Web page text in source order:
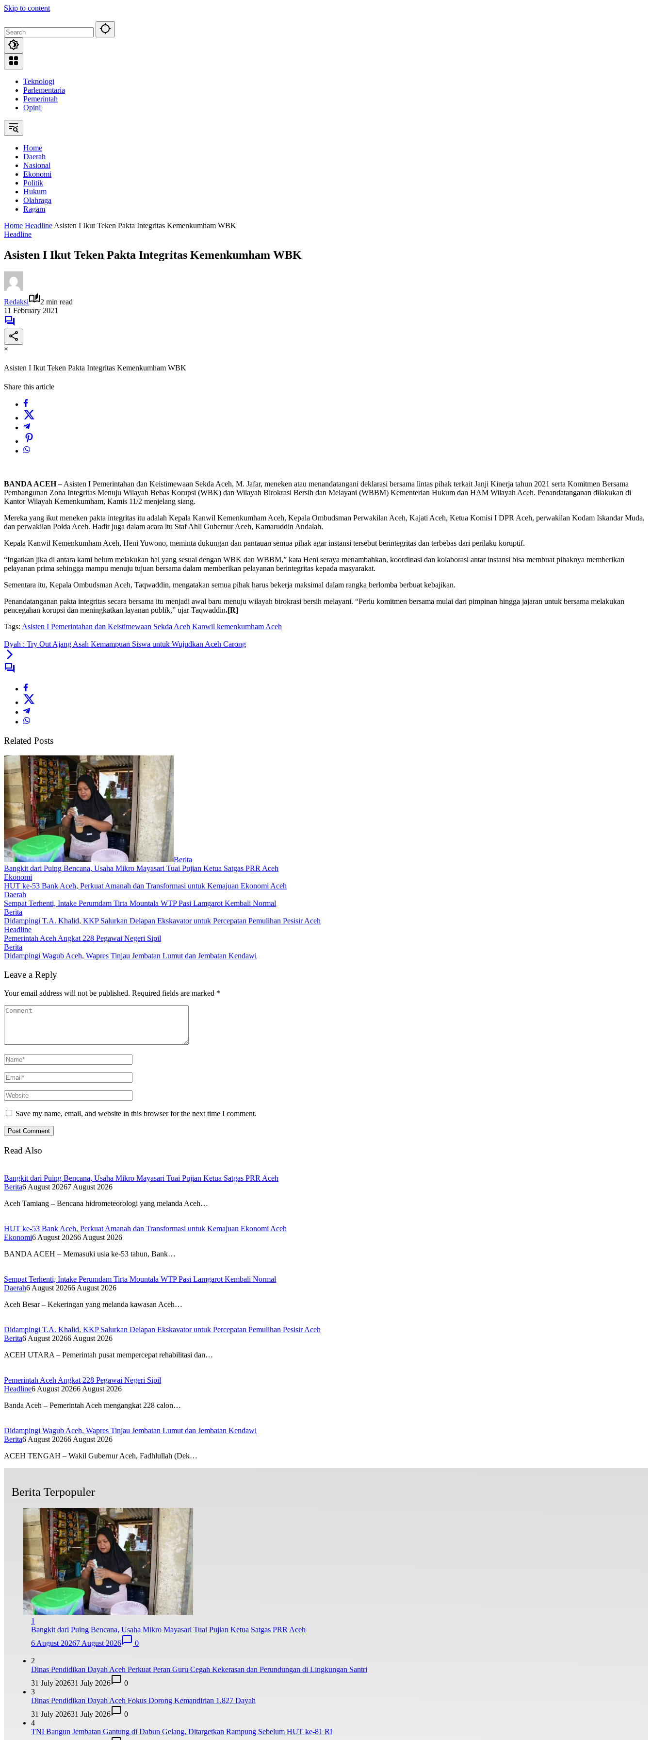
Skip to content
Teknologi
Parlementaria
Pemerintah
Opini
Home
Daerah
Nasional
Ekonomi
Politik
Hukum
Olahraga
Ragam
Home Headline Asisten I Ikut Teken Pakta Integritas Kemenkumham WBK
Headline
Asisten I Ikut Teken Pakta Integritas Kemenkumham WBK
Redaksi
2 min read
11 February 2021
×
Asisten I Ikut Teken Pakta Integritas Kemenkumham WBK
Share this article
BANDA ACEH –Asisten I Pemerintahan dan Keistimewaan Sekda Aceh, M. Jafar, meneken atau menandatangani deklarasi bersama lintas pihak terkait Janji Kinerja tahun 2021 serta Komitmen Bersama
Pembangunan Zona Integritas Menuju Wilayah Bebas Korupsi (WBK) dan Wilayah Birokrasi Bersih dan Melayani (WBBM) Kementerian Hukum dan HAM Wilayah Aceh. Penandatanganan dilakukan di
Kantor Wilayah Kemenkumham, Kamis 11/2 menjelang siang.
Mereka yang ikut meneken pakta integritas itu adalah Kepala Kanwil Kemenkumham Aceh, Kepala Ombudsman Perwakilan Aceh, Kajati Aceh, Ketua Komisi I DPR Aceh, perwakilan Kodam Iskandar Muda,
dan perwakilan Polda Aceh. Hadir juga dalam acara itu Staf Ahli Gubernur Aceh, Kamaruddin Andalah.
Kepala Kanwil Kemenkumham Aceh, Heni Yuwono, meminta dukungan dan pantauan semua pihak agar instansi tersebut berintegritas dan terbebas dari perilaku koruptif.
“Ingatkan jika di antara kami belum melakukan hal yang sesuai dengan WBK dan WBBM,” kata Heni seraya menambahkan, koordinasi dan kolaborasi antar instansi bisa membuat pihaknya memberikan
pelayanan prima sehingga mampu menuju tujuan bersama dalam memberikan pelayanan berintegritas kepada masyarakat.
Sementara itu, Kepala Ombudsman Aceh, Taqwaddin, mengatakan semua pihak harus bekerja maksimal dalam rangka berlomba berbuat kebajikan.
Penandatanganan pakta integritas secara bersama itu menjadi awal baru menuju wilayah birokrasi bersih melayani. “Perlu komitmen bersama mulai dari pimpinan hingga jajaran untuk bersama melakukan
pencegahan korupsi dan meningkatkan layanan publik,” ujar Taqwaddin.[R]
Tags: Asisten I Pemerintahan dan Keistimewaan Sekda Aceh Kanwil kemenkumham Aceh
Dyah : Try Out Ajang Asah Kemampuan Siswa untuk Wujudkan Aceh Carong
Related Posts
Berita
Bangkit dari Puing Bencana, Usaha Mikro Mayasari Tuai Pujian Ketua Satgas PRR Aceh
Ekonomi
HUT ke-53 Bank Aceh, Perkuat Amanah dan Transformasi untuk Kemajuan Ekonomi Aceh
Daerah
Sempat Terhenti, Intake Perumdam Tirta Mountala WTP Pasi Lamgarot Kembali Normal
Berita
Didampingi T.A. Khalid, KKP Salurkan Delapan Ekskavator untuk Percepatan Pemulihan Pesisir Aceh
Headline
Pemerintah Aceh Angkat 228 Pegawai Negeri Sipil
Berita
Didampingi Wagub Aceh, Wapres Tinjau Jembatan Lumut dan Jembatan Kendawi
Leave a Reply
Your email address will not be published. Required fields are marked *
Save my name, email, and website in this browser for the next time I comment.
Read Also
Bangkit dari Puing Bencana, Usaha Mikro Mayasari Tuai Pujian Ketua Satgas PRR Aceh
Berita6 August 20267 August 2026
Aceh Tamiang – Bencana hidrometeorologi yang melanda Aceh…
HUT ke-53 Bank Aceh, Perkuat Amanah dan Transformasi untuk Kemajuan Ekonomi Aceh
Ekonomi6 August 20266 August 2026
BANDA ACEH – Memasuki usia ke-53 tahun, Bank…
Sempat Terhenti, Intake Perumdam Tirta Mountala WTP Pasi Lamgarot Kembali Normal
Daerah6 August 20266 August 2026
Aceh Besar – Kekeringan yang melanda kawasan Aceh…
Didampingi T.A. Khalid, KKP Salurkan Delapan Ekskavator untuk Percepatan Pemulihan Pesisir Aceh
Berita6 August 20266 August 2026
ACEH UTARA – Pemerintah pusat mempercepat rehabilitasi dan…
Pemerintah Aceh Angkat 228 Pegawai Negeri Sipil
Headline6 August 20266 August 2026
Banda Aceh – Pemerintah Aceh mengangkat 228 calon…
Didampingi Wagub Aceh, Wapres Tinjau Jembatan Lumut dan Jembatan Kendawi
Berita6 August 20266 August 2026
ACEH TENGAH – Wakil Gubernur Aceh, Fadhlullah (Dek…
Berita Terpopuler
1
Bangkit dari Puing Bencana, Usaha Mikro Mayasari Tuai Pujian Ketua Satgas PRR Aceh
6 August 20267 August 2026 0
2
Dinas Pendidikan Dayah Aceh Perkuat Peran Guru Cegah Kekerasan dan Perundungan di Lingkungan Santri
31 July 202631 July 2026
0
3
Dinas Pendidikan Dayah Aceh Fokus Dorong Kemandirian 1.827 Dayah
31 July 202631 July 2026
0
4
TNI Bangun Jembatan Gantung di Dabun Gelang, Ditargetkan Rampung Sebelum HUT ke-81 RI